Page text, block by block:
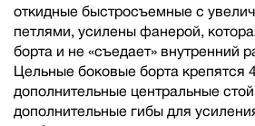
откидные быстросъемные с
петлями, усилены фанерой,
борта и не «съедает» внутренний
Цельные боковые борта крепятся
дополнительные центральные
дополнительные гибы для